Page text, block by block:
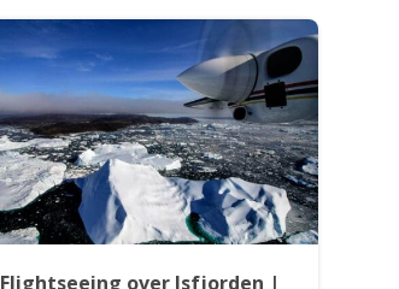
Flightseeing over Isfjorden |